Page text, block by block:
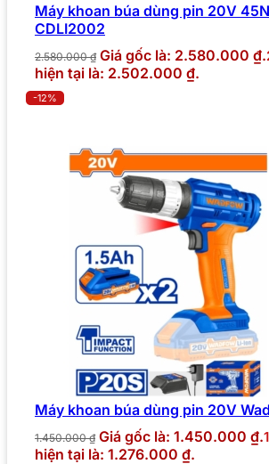
Máy khoan búa dùng pin 20V
CDLI2002
2.580.000₫ Giá gốc là: 2.580.000 ₫.
hiện tại là: 2.502.000 ₫.
-12%
Máy khoan búa dùng pin 20V
1.450.000₫ Giá gốc là: 1.450.000 ₫.
hiện tại là: 1.276.000 ₫.